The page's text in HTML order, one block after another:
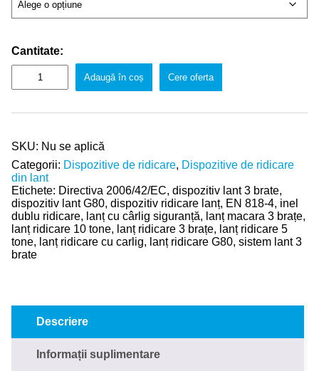
Cantitate:
Adaugă în coș Cere oferta
SKU: Nu se aplică
Categorii: Dispozitive de ridicare, Dispozitive de ridicare
din lant
Etichete: Directiva 2006/42/EC, dispozitiv lant 3 brate,
dispozitiv lant G80, dispozitiv ridicare lanț, EN 818-4, inel
dublu ridicare, lanț cu cârlig siguranță, lanț macara 3 brațe,
lanț ridicare 10 tone, lanț ridicare 3 brațe, lanț ridicare 5
tone, lanț ridicare cu carlig, lanț ridicare G80, sistem lant 3
brate
Descriere
Informații suplimentare